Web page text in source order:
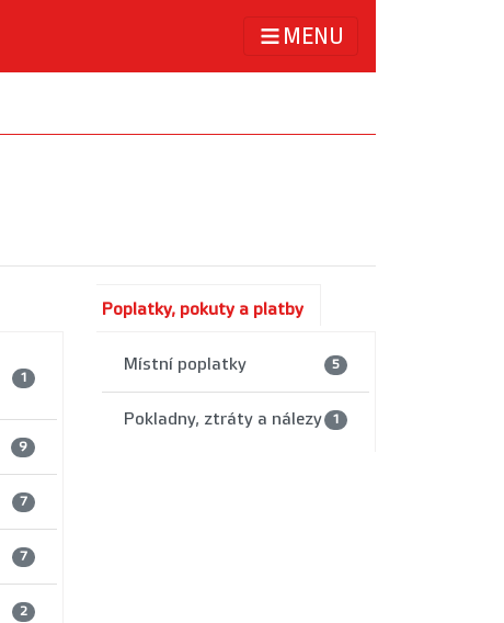
MENU
1
9
7
7
2
Poplatky, pokuty a platby
Místní poplatky 5
Pokladny, ztráty a nálezy 1